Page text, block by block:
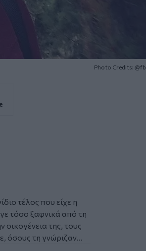
Photo Credits: @fb
τέλος που είχε η
τόσο ξαφνικά από τη
οικογένεια της, τους
όσους τη γνώριζαν...